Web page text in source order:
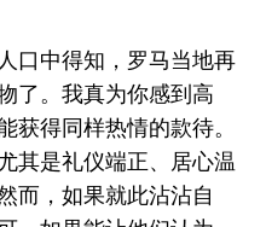
口中得知，罗马当地再
了。我真为你感到高
获得同样热情的款待。
其是礼仪端正、居心温
而，如果就此沾沾自